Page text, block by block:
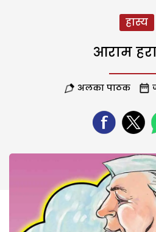
हास्य
आराम
अलका पाठक